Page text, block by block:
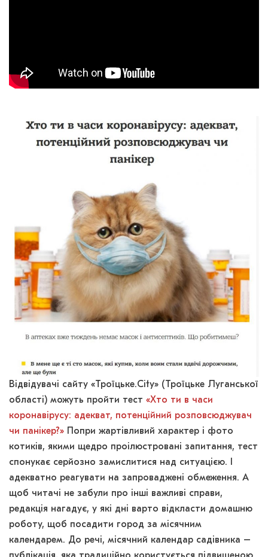
Відвідувачі сайту «Троїцьке.City» (Троїцьке Луганської
області) можуть пройти тест «Хто ти в часи
коронавірусу: адекват, потенційний розповсюджувач
чи панікер?» Попри жартівливий характер і фото
котиків, якими щедро проілюстровані запитання, тест
спонукає серйозно замислитися над ситуацією. І
адекватно реагувати на запроваджені обмеження. А
щоб читачі не забули про інші важливі справи,
редакція нагадує, у які дні варто відкласти домашню
роботу, щоб посадити город за місячним
календарем. До речі, місячний календар садівника –